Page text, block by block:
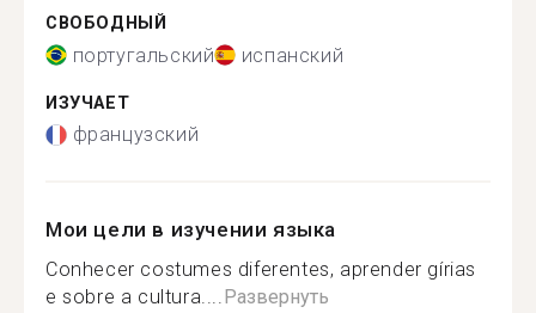
СВОБОДНЫЙ
португальский испанский
ИЗУЧАЕТ
французский
Мои цели в изучении языка
Conhecer costumes diferentes, aprender gírias
e sobre a cultura....Развернуть